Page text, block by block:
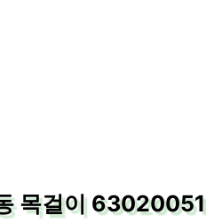
목걸이 63020051